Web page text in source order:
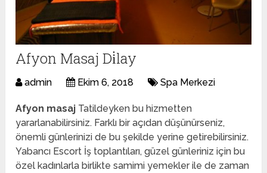
Afyon Masaj Di̇lay
admin Ekim 6, 2018 Spa Merkezi
Afyon masaj Tatildeyken bu hizmetten
yararlanabilirsiniz. Farklı bir açıdan düşünürseniz,
önemli günlerinizi de bu şekilde yerine getirebilirsiniz.
Yabancı Escort İş toplantıları, güzel günleriniz için bu
özel kadınlarla birlikte samimi yemekler ile de zaman